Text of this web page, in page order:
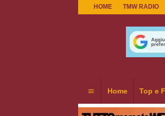
HOME TMW RADIO
Home Top e